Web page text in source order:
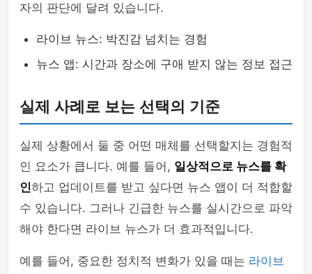
자의 판단에 달려 있습니다.
라이브 뉴스: 박진감 넘치는 경험
뉴스 앱: 시간과 장소에 구애 받지 않는 정보 접근
실제 사례로 보는 선택의 기준
실제 상황에서 둘 중 어떤 매체를 선택할지는 경험적
인 요소가 큽니다. 예를 들어, 일상적으로 뉴스를 확
인하고 업데이트를 받고 싶다면 뉴스 앱이 더 적합할
수 있습니다. 그러나 긴급한 뉴스를 실시간으로 파악
해야 한다면 라이브 뉴스가 더 효과적입니다.
예를 들어, 중요한 정치적 변화가 있을 때는 라이브